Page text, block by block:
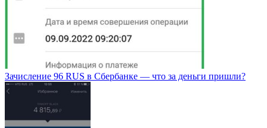
Зачисление 96 RUS в Сбербанке — что за деньги пришли?